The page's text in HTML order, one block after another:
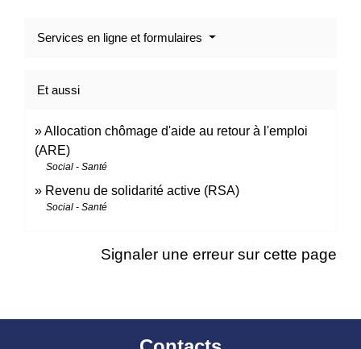
Services en ligne et formulaires
Et aussi
Allocation chômage d'aide au retour à l'emploi
(ARE)
Social - Santé
Revenu de solidarité active (RSA)
Social - Santé
Signaler une erreur sur cette page